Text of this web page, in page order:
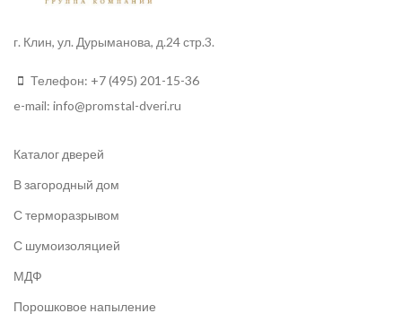
г. Клин, ул. Дурыманова, д.24 стр.3.
Телефон: +7 (495) 201-15-36
e-mail: info@promstal-dveri.ru
Каталог дверей
В загородный дом
С терморазрывом
С шумоизоляцией
МДФ
Порошковое напыление